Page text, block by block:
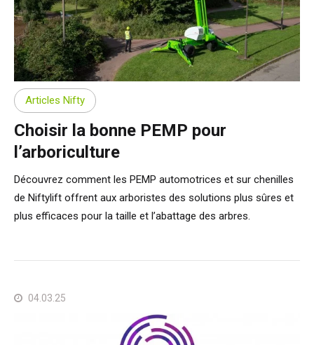
Articles Nifty
Choisir la bonne PEMP pour
l’arboriculture
Découvrez comment les PEMP automotrices et sur chenilles
de Niftylift offrent aux arboristes des solutions plus sûres et
plus efficaces pour la taille et l’abattage des arbres.
04.03.25